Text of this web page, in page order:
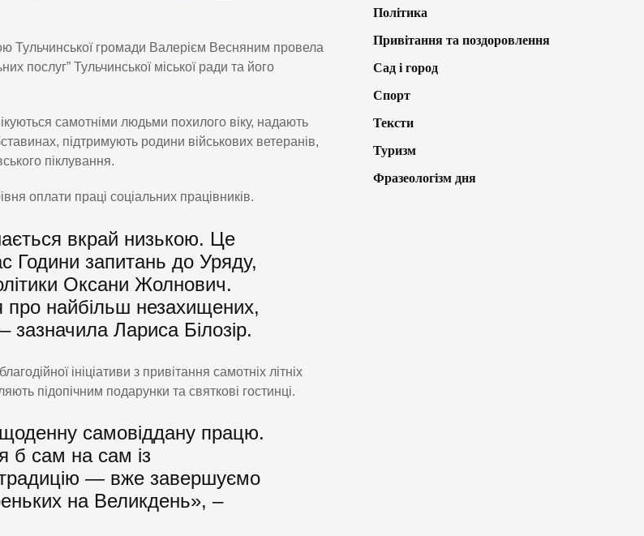
Тульчинської громади Валерієм Весняним провела
послуг” Тульчинської міської ради та його
самотніми людьми похилого віку, надають
підтримують родини військових ветеранів,
піклування.
оплати праці соціальних працівників.
вкрай низькою. Це
Години запитань до Уряду,
Оксани Жолнович.
про найбільш незахищених,
зазначила Лариса Білозір.
ініціативи з привітання самотніх літніх
підопічним подарунки та святкові гостинці.
самовіддану працю.
б сам на сам із
— вже завершуємо
на Великдень», –
Політика
Привітання та поздоровлення
Сад і город
Спорт
Тексти
Туризм
Фразеологізм дня